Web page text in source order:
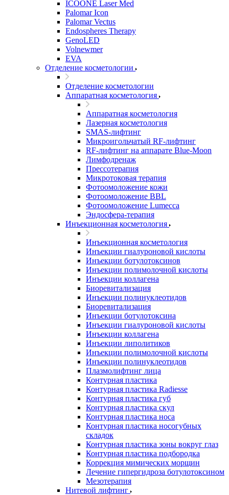
ICOONE Laser Med
Palomar Icon
Palomar Vectus
Endospheres Therapy
GenoLED
Volnewmer
EVA
Отделение косметологии
Отделение косметологии
Аппаратная косметология
Аппаратная косметология
Лазерная косметология
SMAS-лифтинг
Микроигольчатый RF-лифтинг
RF-лифтинг на аппарате Blue-Moon
Лимфодренаж
Прессотерапия
Микротоковая терапия
Фотоомоложение кожи
Фотоомоложение BBL
Фотоомоложение Lumecca
Эндосфера-терапия
Инъекционная косметология
Инъекционная косметология
Инъекции гиалуроновой кислоты
Инъекции ботулотоксинов
Инъекции полимолочной кислоты
Инъекции коллагена
Биоревитализация
Инъекции полинуклеотидов
Биоревитализация
Инъекции ботулотоксина
Инъекции гиалуроновой кислоты
Инъекции коллагена
Инъекции липолитиков
Инъекции полимолочной кислоты
Инъекции полинуклеотидов
Плазмолифтинг лица
Контурная пластика
Контурная пластика Radiesse
Контурная пластика губ
Контурная пластика скул
Контурная пластика носа
Контурная пластика носогубных
складок
Контурная пластика зоны вокруг глаз
Контурная пластика подбородка
Коррекция мимических морщин
Лечение гипергидроза ботулотоксином
Мезотерапия
Нитевой лифтинг